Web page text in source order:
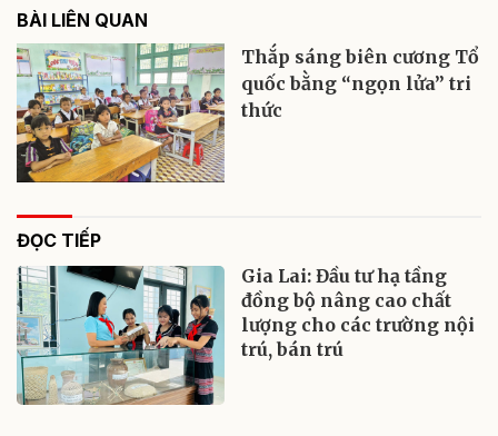
BÀI LIÊN QUAN
Thắp sáng biên cương Tổ
quốc bằng “ngọn lửa” tri
thức
ĐỌC TIẾP
Gia Lai: Đầu tư hạ tầng
đồng bộ nâng cao chất
lượng cho các trường nội
trú, bán trú